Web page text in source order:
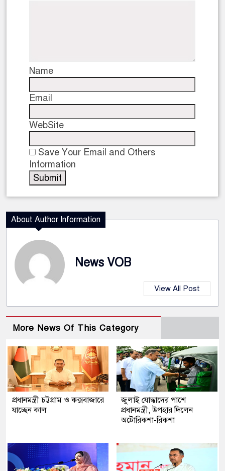
Name
Email
WebSite
Save Your Email and Others
Information
About Author Information
News VOB
View All Post
More News Of This Category
প্রধানমন্ত্রী চট্টগ্রাম ও কক্সবাজারে
যাচ্ছেন কাল
জুলাই যোদ্ধাদের পাশে
প্রধানমন্ত্রী, উপহার দিলেন
অটোরিকশা-রিকশা